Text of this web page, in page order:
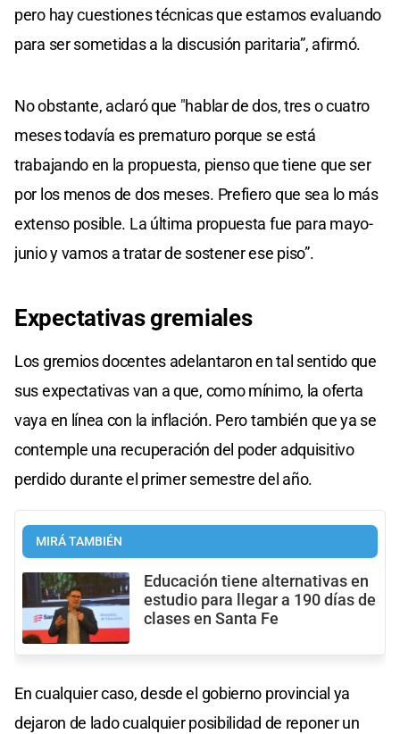
pero hay cuestiones técnicas que estamos evaluando
para ser sometidas a la discusión paritaria”, afirmó.
No obstante, aclaró que "hablar de dos, tres o cuatro
meses todavía es prematuro porque se está
trabajando en la propuesta, pienso que tiene que ser
por los menos de dos meses. Prefiero que sea lo más
extenso posible. La última propuesta fue para mayo-
junio y vamos a tratar de sostener ese piso”.
Expectativas gremiales
Los gremios docentes adelantaron en tal sentido que
sus expectativas van a que, como mínimo, la oferta
vaya en línea con la inflación. Pero también que ya se
contemple una recuperación del poder adquisitivo
perdido durante el primer semestre del año.
MIRÁ TAMBIÉN
Educación tiene alternativas en
estudio para llegar a 190 días de
clases en Santa Fe
En cualquier caso, desde el gobierno provincial ya
dejaron de lado cualquier posibilidad de reponer un